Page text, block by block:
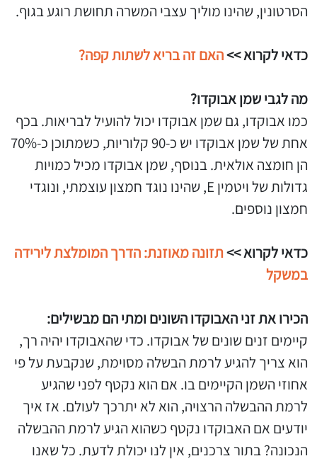
הסרטונין, שהינו מוליך עצבי המשרה תחושת רוגע בגוף.
כדאי לקרוא >>האם זה בריא לשתות קפה?
מה לגבי שמן אבוקדו?
כמו אבוקדו, גם שמן אבוקדו יכול להועיל לבריאות. בכף
אחת של שמן אבוקדו יש כ-90 קלוריות, כשמתוכן כ-70%
הן חומצה אולאית. בנוסף, שמן אבוקדו מכיל כמויות
גדולות של ויטמין E, שהינו נוגד חמצון עוצמתי, ונוגדי
חמצון נוספים.
כדאי לקרוא >>תזונה מאוזנת: הדרך המומלצת לירידה
במשקל
הכירו את זני האבוקדו השונים ומתי הם מבשילים:
קיימים זנים שונים של אבוקדו. כדי שהאבוקדו יהיה רך,
הוא צריך להגיע לרמת הבשלה מסוימת, שנקבעת על פי
אחוזי השמן הקיימים בו. אם הוא נקטף לפני שהגיע
לרמת ההבשלה הרצויה, הוא לא יתרכך לעולם. אז איך
יודעים אם האבוקדו נקטף כשהוא הגיע לרמת ההבשלה
הנכונה? בתור צרכנים, אין לנו יכולת לדעת. כל שאנו